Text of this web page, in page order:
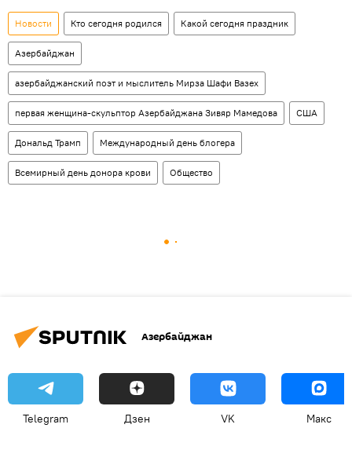
Новости Кто сегодня родился Какой сегодня праздник
Азербайджан
азербайджанский поэт и мыслитель Мирза Шафи Вазех
первая женщина-скульптор Азербайджана Зивяр Мамедова США
Дональд Трамп Международный день блогера
Всемирный день донора крови Общество
Азербайджан
Telegram Дзен VK Макс